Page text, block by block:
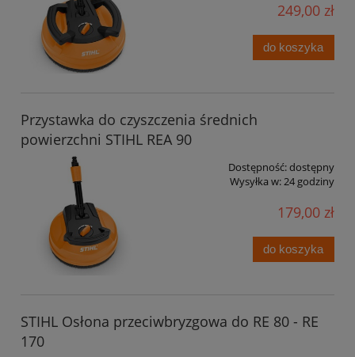
249,00 zł
do koszyka
Przystawka do czyszczenia średnich
powierzchni STIHL REA 90
Dostępność:dostępny
Wysyłka w: 24 godziny
179,00 zł
do koszyka
STIHL Osłona przeciwbryzgowa do RE 80 - RE
170